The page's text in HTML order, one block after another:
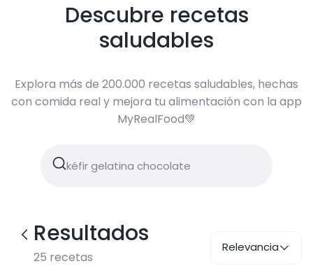
Descubre recetas
saludables
Explora más de 200.000 recetas saludables, hechas
con comida real y mejora tu alimentación con la app
MyRealFood💚
Resultados
25 recetas
Relevancia